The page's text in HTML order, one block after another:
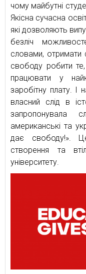
чому майбутні
Якісна сучасна
які дозволяють
безліч
словами, отримати
свободу робити
працювати у
заробітну плату. І
власний слід в
запропонувала
американські та
дає свободу!».
створення та
університету.